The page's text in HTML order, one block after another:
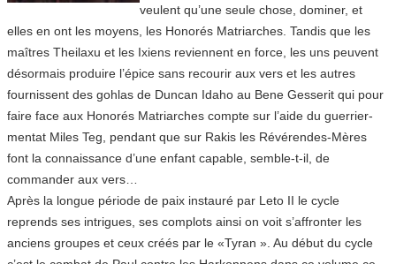
veulent qu’une seule chose, dominer, et
elles en ont les moyens, les Honorés Matriarches. Tandis que les
maîtres Theilaxu et les Ixiens reviennent en force, les uns peuvent
désormais produire l’épice sans recourir aux vers et les autres
fournissent des gohlas de Duncan Idaho au Bene Gesserit qui pour
faire face aux Honorés Matriarches compte sur l’aide du guerrier-
mentat Miles Teg, pendant que sur Rakis les Révérendes-Mères
font la connaissance d’une enfant capable, semble-t-il, de
commander aux vers…
Après la longue période de paix instauré par Leto II le cycle
reprends ses intrigues, ses complots ainsi on voit s’affronter les
anciens groupes et ceux créés par le «Tyran ». Au début du cycle